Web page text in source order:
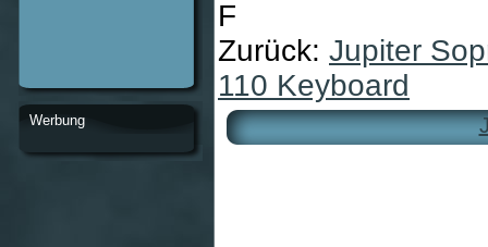
F
Zurück: Jupiter
110 Keyboard
Werbung